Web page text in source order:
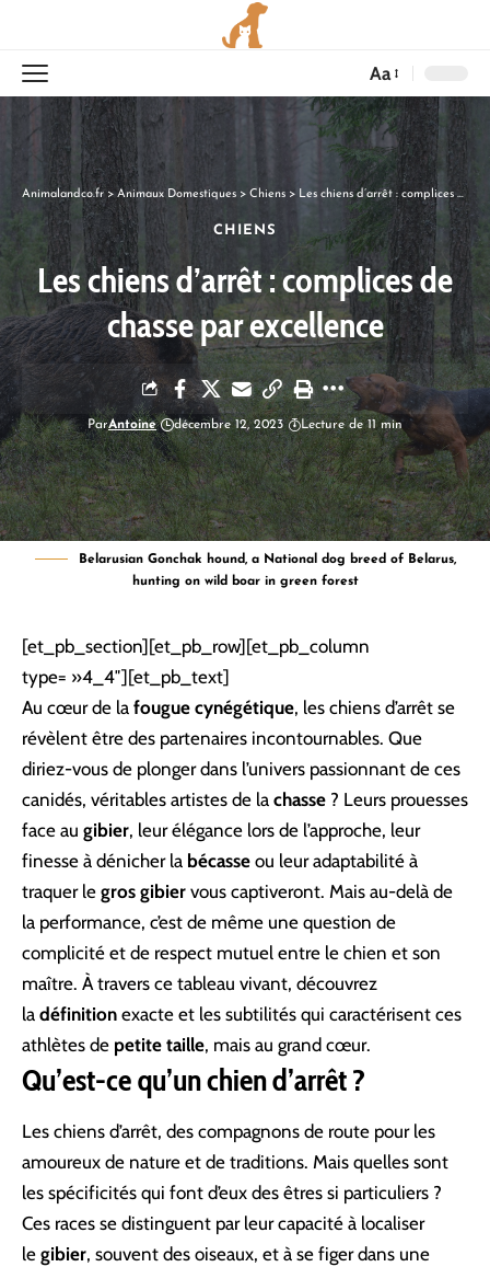
Aa
Animalandco.fr >Animaux Domestiques > Chiens > Les chiens d’arrêt : complices de chasse par excellence
CHIENS
Les chiens d’arrêt : complices de
chasse par excellence
ParAntoine décembre 12, 2023 Lecture de 11 min
Belarusian Gonchak hound, a National dog breed of Belarus,
hunting on wild boar in green forest
[et_pb_section][et_pb_row][et_pb_column
type= »4_4″][et_pb_text]
Au cœur de la fougue cynégétique, les chiens d’arrêt se
révèlent être des partenaires incontournables. Que
diriez-vous de plonger dans l’univers passionnant de ces
canidés, véritables artistes de la chasse ? Leurs prouesses
face au gibier, leur élégance lors de l’approche, leur
finesse à dénicher la bécasse ou leur adaptabilité à
traquer le gros gibier vous captiveront. Mais au-delà de
la performance, c’est de même une question de
complicité et de respect mutuel entre le chien et son
maître. À travers ce tableau vivant, découvrez
la définition exacte et les subtilités qui caractérisent ces
athlètes de petite taille, mais au grand cœur.
Qu’est-ce qu’un chien d’arrêt ?
Les chiens d’arrêt, des compagnons de route pour les
amoureux de nature et de traditions. Mais quelles sont
les spécificités qui font d’eux des êtres si particuliers ?
Ces races se distinguent par leur capacité à localiser
le gibier, souvent des oiseaux, et à se figer dans une